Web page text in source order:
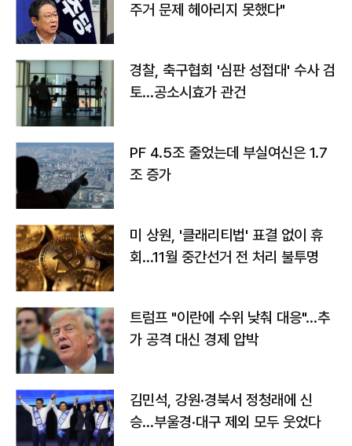
주거 문제 헤아리지 못했다"
경찰, 축구협회 '심판 성접대' 수사 검
토…공소시효가 관건
PF 4.5조 줄었는데 부실여신은 1.7
조 증가
미 상원, '클래리티법' 표결 없이 휴
회…11월 중간선거 전 처리 불투명
트럼프 "이란에 수위 낮춰 대응"…추
가 공격 대신 경제 압박
김민석, 강원·경북서 정청래에 신
승…부울경·대구 제외 모두 웃었다